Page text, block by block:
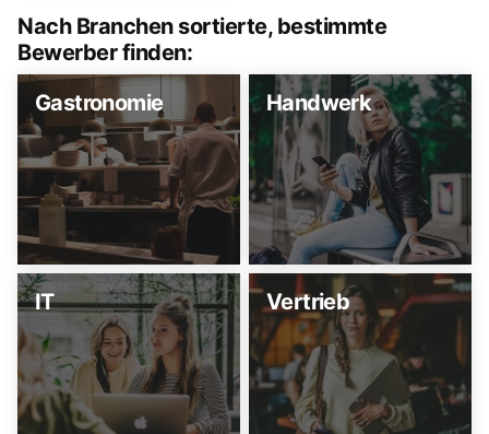
Nach Branchen sortierte, bestimmte
Bewerber finden:
Gastronomie
Handwerk
IT Vertrieb